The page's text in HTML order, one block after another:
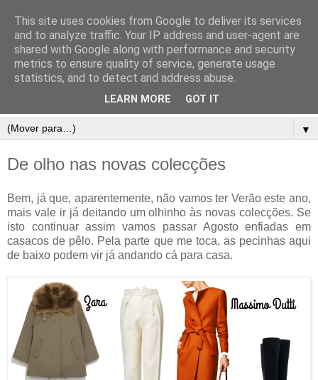
▼
De olho nas novas colecções
Bem, já que, aparentemente, não vamos ter Verão este ano,
mais vale ir já deitando um olhinho às novas colecções. Se
isto continuar assim vamos passar Agosto enfiadas em
casacos de pêlo. Pela parte que me toca, as pecinhas aqui
de baixo podem vir já andando cá para casa.
This site uses cookies from Google to deliver its services
and to analyze traffic. Your IP address and user-agent are
shared with Google along with performance and security
metrics to ensure quality of service, generate usage
statistics, and to detect and address abuse.
LEARN MORE GOT IT